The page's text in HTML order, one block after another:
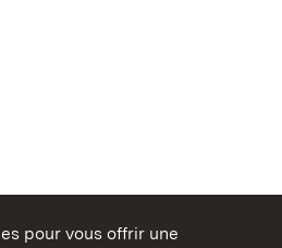
pour vous offrir une